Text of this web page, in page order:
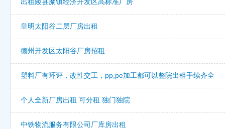
皇明太阳谷二层厂房出租
德州开发区太阳谷厂房招租
塑料厂有环评，改性交工，pp,pe加工都可以整院出租手续齐全
个人全新厂房出租 可分租 独门独院
中铁物流服务有限公司厂库房出租